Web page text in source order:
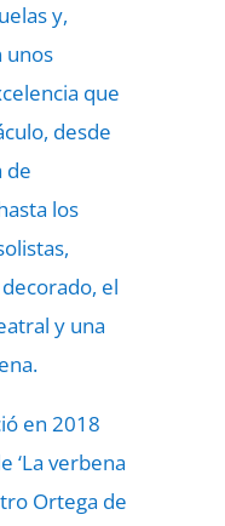
y,
unos
que
desde
de
los
el
y una
en 2018
‘La verbena
Ortega de